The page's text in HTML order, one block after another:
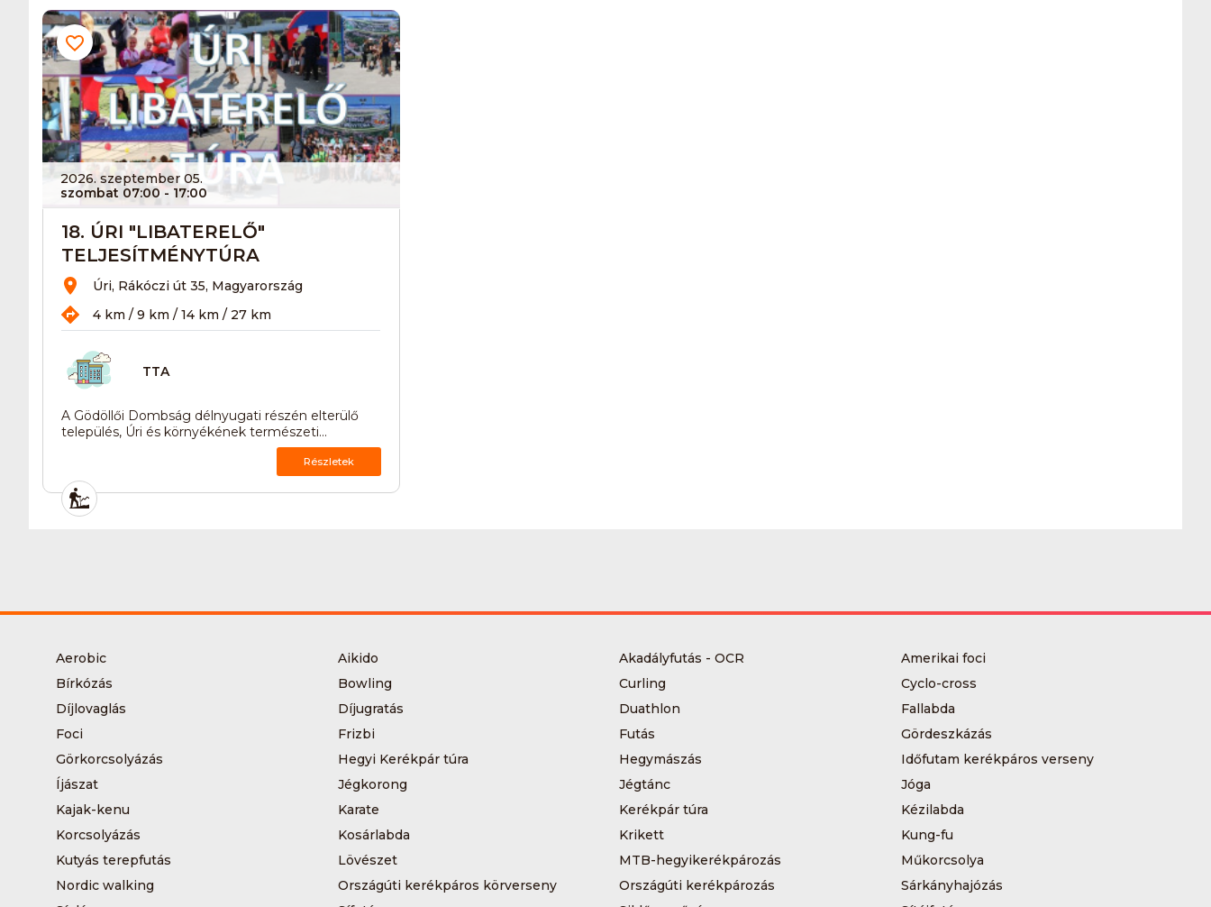
2026. szeptember 05.
szombat 07:00 - 17:00
18. ÚRI "LIBATERELŐ"
TELJESÍTMÉNYTÚRA
Úri, Rákóczi út 35, Magyarország
4 km / 9 km / 14 km / 27 km
TTA
A Gödöllői Dombság délnyugati részén elterülő
település, Úri és környékének természeti...
Részletek
Aerobic Aikido Akadályfutás - OCR
Amerikai foci
Bírkózás
Bowling Curling
Cyclo-cross
Díjlovaglás
Díjugratás Duathlon
Fallabda
Foci
Frizbi Futás
Gördeszkázás
Görkorcsolyázás
Hegyi Kerékpár túra Hegymászás
Időfutam kerékpáros verseny
Íjászat
Jégkorong Jégtánc
Jóga
Kajak-kenu
Karate Kerékpár túra
Kézilabda
Korcsolyázás
Kosárlabda Krikett
Kung-fu
Kutyás terepfutás
Lövészet MTB-hegyikerékpározás
Műkorcsolya
Nordic walking
Országúti kerékpáros körverseny Országúti kerékpározás
Sárkányhajózás